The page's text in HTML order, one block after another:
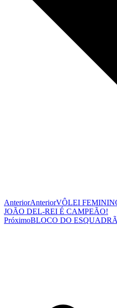
AnteriorAnteriorVÔLEI
JOÃO DEL-REI É CAMPEÃO!
PróximoBLOCO DO